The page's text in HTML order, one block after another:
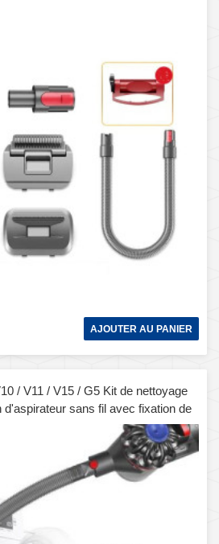
AJOUTER AU PANIER
/ V11 / V15 / G5 Kit de nettoyage
d'aspirateur sans fil avec fixation de